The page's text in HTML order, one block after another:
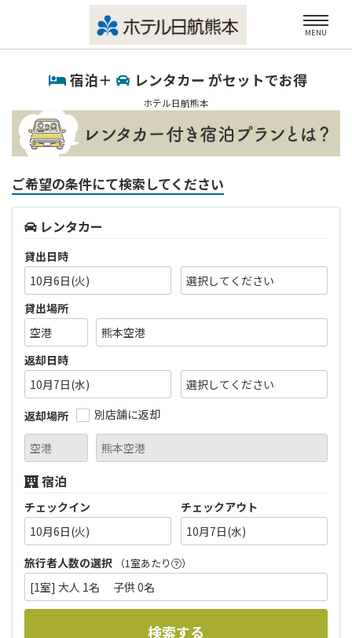
MENU
宿泊＋ レンタカー がセットでお得
ホテル日航熊本
ご希望の条件にて検索してください
レンタカー
貸出日時
10月6日(火)
貸出場所
返却日時
10月7日(水)
返却場所
別店舗に返却
宿泊
チェックイン
10月6日(火)
チェックアウト
10月7日(水)
旅行者人数の選択
（1室あたり ）
[1室] 大人 1名 子供 0名
検索する